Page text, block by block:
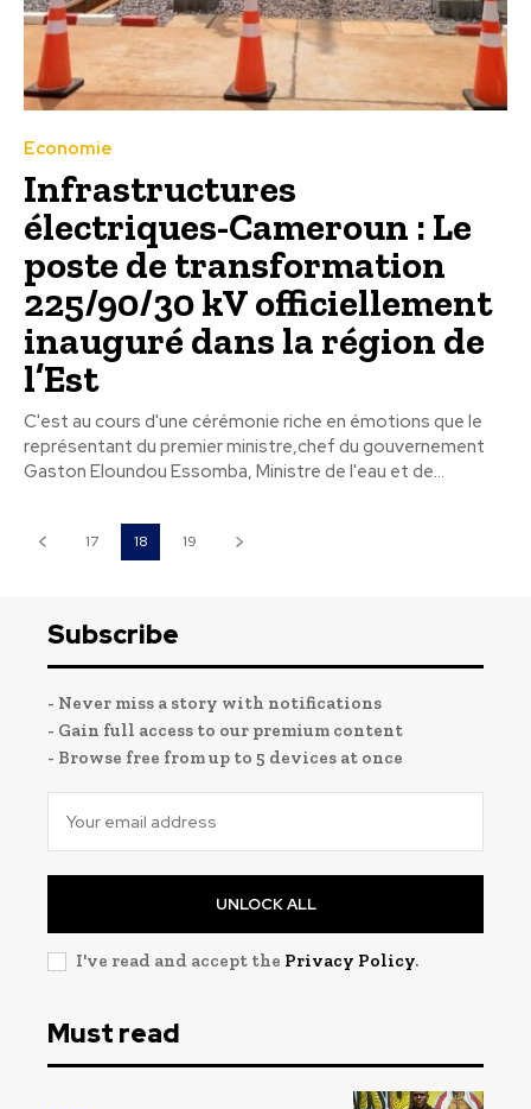
Economie
Infrastructures
électriques-Cameroun : Le
poste de transformation
225/90/30 kV officiellement
inauguré dans la région de
l’Est
C'est au cours d'une cérémonie riche en émotions que le
représentant du premier ministre,chef du gouvernement
Gaston Eloundou Essomba, Ministre de l'eau et de...
17 18 19
Subscribe
- Never miss a story with notifications
- Gain full access to our premium content
- Browse free from up to 5 devices at once
UNLOCK ALL
I've read and accept the Privacy Policy.
Must read